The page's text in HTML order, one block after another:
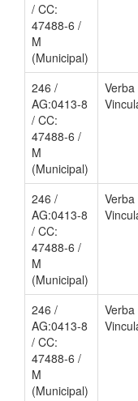
/ CC:
47488-6 /
M
(Municipal)
246 /
AG:0413-8
/ CC:
47488-6 /
M
(Municipal)
Verba
246 /
AG:0413-8
/ CC:
47488-6 /
M
(Municipal)
Verba
246 /
AG:0413-8
/ CC:
47488-6 /
M
(Municipal)
Verba